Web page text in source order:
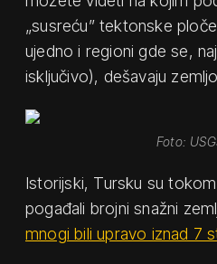
„susreću” tektonske
ujedno i regioni gde se,
isključivo), dešavaju
Foto:
Istorijski, Tursku su
pogađali brojni snažni
mnogi bili upravo iznad 7